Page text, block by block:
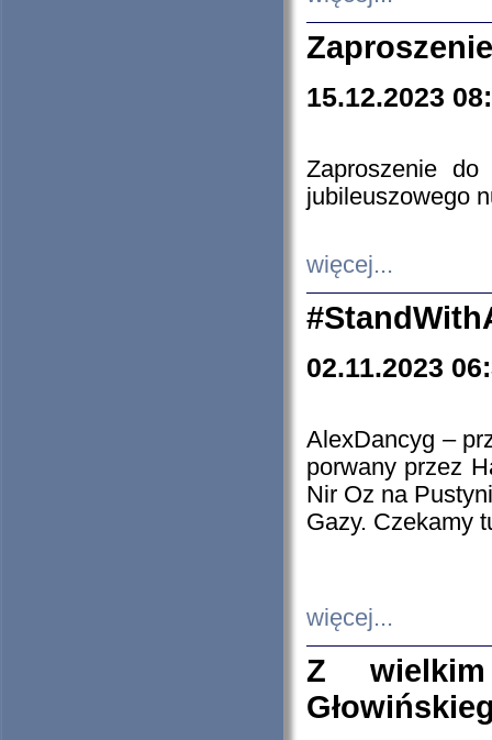
15.12.2023
Zaproszenie do
jubileuszowego
więcej...
02.11.2023
AlexDancyg –
porwany przez
Nir Oz na
Gazy. Czekamy
więcej...
Z